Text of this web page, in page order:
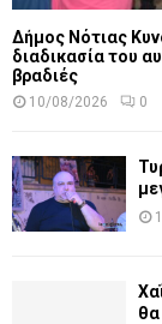
Δήμος Νότιας
διαδικασία του
βραδιές
10/08/2026 0
θα